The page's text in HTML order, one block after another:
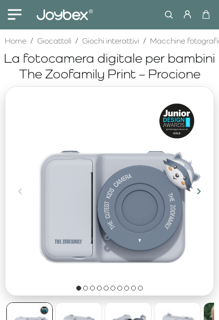
La fotocamera digitale per bambini
The Zoofamily Print – Procione
HomehomeGiocattoli Giochi interattivi Macchine